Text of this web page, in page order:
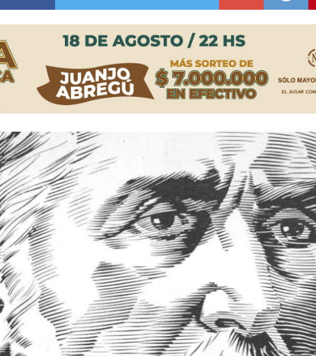
obras preventivas ante posibles lluvias intensas